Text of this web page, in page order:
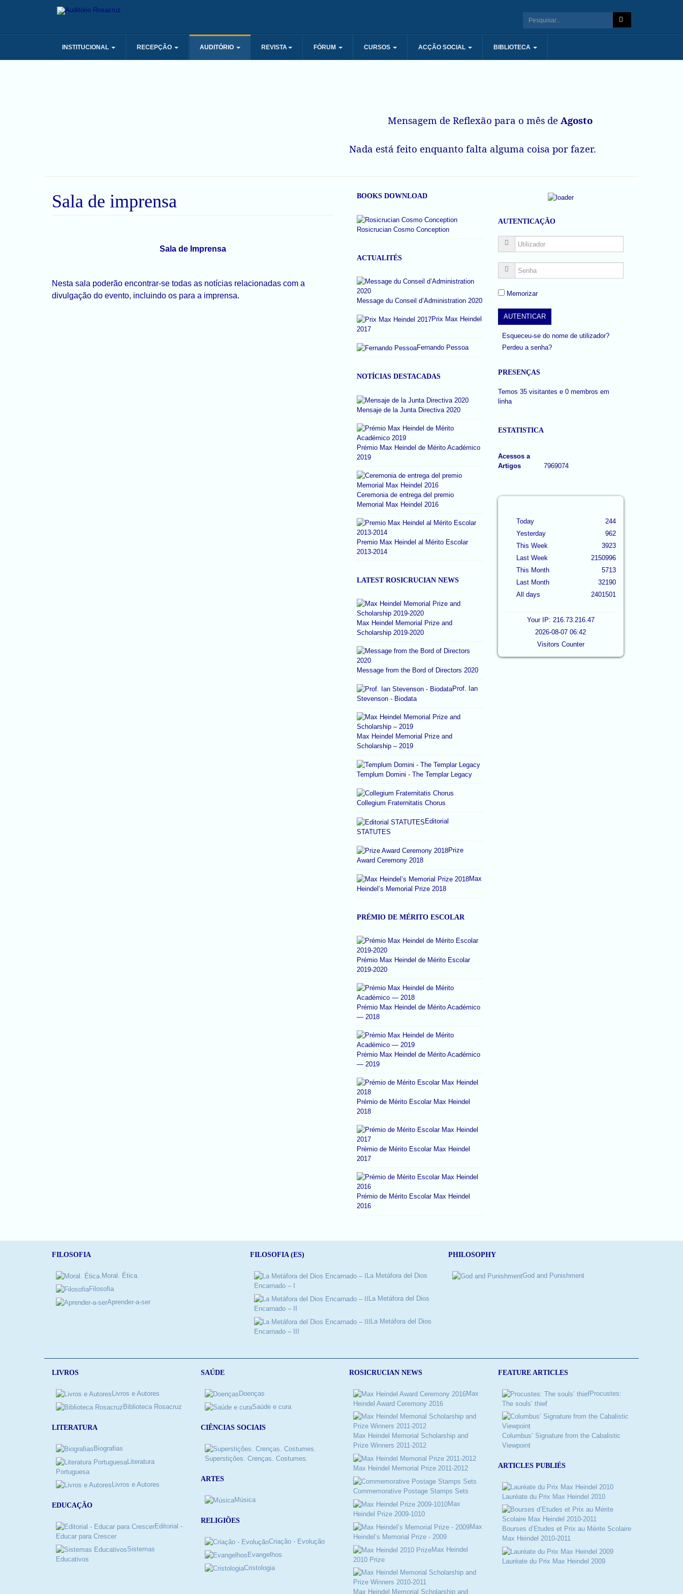
INSTITUCIONAL RECEPÇÃO AUDITÓRIO REVISTA FÓRUM CURSOS ACÇÃO SOCIAL BIBLIOTECA
Mensagem de Reflexão para o mês de Agosto
Nada está feito enquanto falta alguma coisa por fazer.
Sala de imprensa
Sala de Imprensa
Nesta sala poderão encontrar-se todas as notícias relacionadas com a
divulgação do evento, incluindo os para a imprensa.
BOOKS DOWNLOAD
Rosicrucian Cosmo Conception
ACTUALITÉS
Message du Conseil d’Administration 2020
Prix Max Heindel
2017
Fernando Pessoa
NOTÍCIAS DESTACADAS
Mensaje de la Junta Directiva 2020
Prémio Max Heindel de Mérito Académico
2019
Ceremonia de entrega del premio
Memorial Max Heindel 2016
Premio Max Heindel al Mérito Escolar
2013-2014
LATEST ROSICRUCIAN NEWS
Max Heindel Memorial Prize and
Scholarship 2019-2020
Message from the Bord of Directors 2020
Prof. Ian
Stevenson - Biodata
Max Heindel Memorial Prize and
Scholarship – 2019
Templum Domini - The Templar Legacy
Collegium Fraternitatis Chorus
Editorial
STATUTES
Prize
Award Ceremony 2018
Max
Heindel’s Memorial Prize 2018
PRÉMIO DE MÉRITO ESCOLAR
Prémio Max Heindel de Mérito Escolar
2019-2020
Prémio Max Heindel de Mérito Académico
— 2018
Prémio Max Heindel de Mérito Académico
— 2019
Prémio de Mérito Escolar Max Heindel
2018
Prémio de Mérito Escolar Max Heindel
2017
Prémio de Mérito Escolar Max Heindel
2016
AUTENTICAÇÃO
Memorizar
Esqueceu-se do nome de utilizador?
Perdeu a senha?
PRESENÇAS
Temos 35 visitantes e 0 membros em
linha
ESTATISTICA
Acessos a
Artigos
7969074
Today
Yesterday
This Week
Last Week
This Month
Last Month
All days
244
962
3923
2150996
5713
32190
2401501
Your IP: 216.73.216.47
2026-08-07 06:42
Visitors Counter
FILOSOFIA
Moral. Ética.
Filosofia
Aprender-a-ser
FILOSOFIA (ES)
La Metáfora del Dios
Encarnado – I
La Metáfora del Dios
Encarnado – II
La Metáfora del Dios
Encarnado – III
PHILOSOPHY
God and Punishment
LIVROS
Livros e Autores
Biblioteca Rosacruz
LITERATURA
Biografias
Literatura
Portuguesa
Livros e Autores
EDUCAÇÃO
Editorial -
Educar para Crescer
Sistemas
Educativos
SAÚDE
Doenças
Saúde e cura
CIÊNCIAS SOCIAIS
Superstições. Crenças. Costumes.
ARTES
Música
RELIGIÕES
Criação - Evolução
Evangelhos
Cristologia
ROSICRUCIAN NEWS
Max
Heindel Award Ceremony 2016
Max Heindel Memorial Scholarship and
Prize Winners 2011-2012
Max Heindel Memorial Prize 2011-2012
Commemorative Postage Stamps Sets
Max
Heindel Prize 2009-1010
Max
Heindel’s Memorial Prize - 2009
Max Heindel
2010 Prize
Max Heindel Memorial Scholarship and
FEATURE ARTICLES
Procustes:
The souls’ thief
Columbus’ Signature from the Cabalistic
Viewpoint
ARTICLES PUBLIÉS
Lauréate du Prix Max Heindel 2010
Bourses d’Etudes et Prix au Mérite Scolaire
Max Heindel 2010-2011
Lauréate du Prix Max Heindel 2009